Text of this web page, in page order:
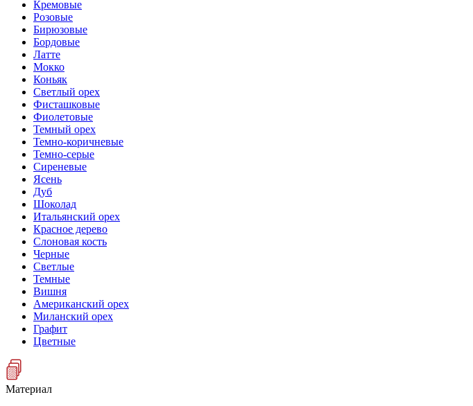
Кремовые
Розовые
Бирюзовые
Бордовые
Латте
Мокко
Коньяк
Светлый орех
Фисташковые
Фиолетовые
Темный орех
Темно-коричневые
Темно-серые
Сиреневые
Ясень
Дуб
Шоколад
Итальянский орех
Красное дерево
Слоновая кость
Черные
Светлые
Темные
Вишня
Американский орех
Миланский орех
Графит
Цветные
Материал